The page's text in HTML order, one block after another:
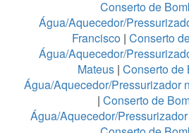
Conserto de
Água/Aquecedor/
Francisco | Conserto
Água/Aquecedor/
Mateus | Conserto de
Água/Aquecedor/Pressurizador
| Conserto de
Água/Aquecedor/